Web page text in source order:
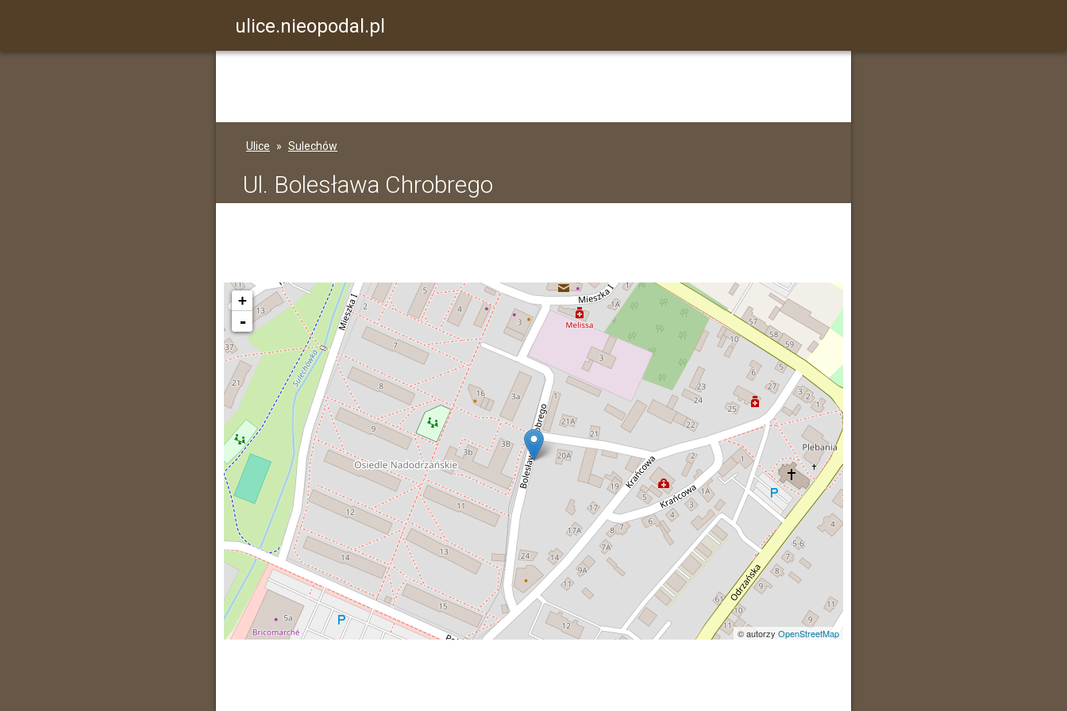
ulice.nieopodal.pl
Ulice Sulechów
Ul. Bolesława Chrobrego
+
-
© autorzy OpenStreetMap